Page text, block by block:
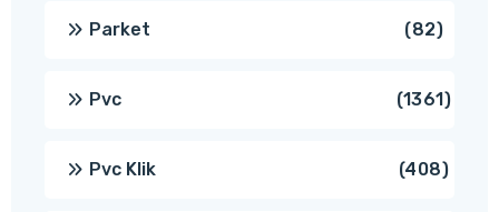
Parket 8282
Pvc 13611361
Pvc Klik 408408